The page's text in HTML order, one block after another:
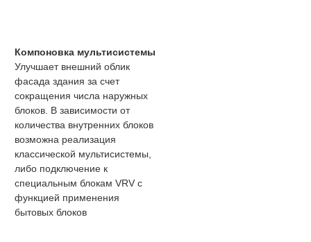
Компоновка мультисистемы
Улучшает внешний облик
фасада здания за счет
сокращения числа наружных
блоков. В зависимости от
количества внутренних блоков
возможна реализация
классической мультисистемы,
либо подключение к
специальным блокам VRV с
функцией применения
бытовых блоков